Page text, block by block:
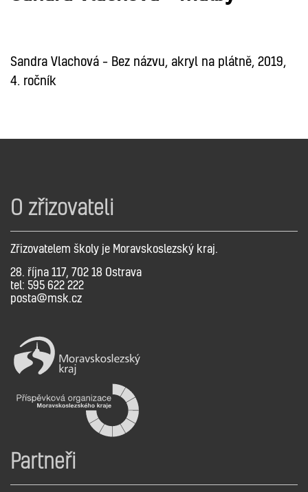
Sandra Vlachová – Bez názvu, akryl na plátně, 2019,
4. ročník
O zřizovateli
Zřizovatelem školy je Moravskoslezský kraj.
28. října 117, 702 18 Ostrava
tel: 595 622 222
posta@msk.cz
Partneři